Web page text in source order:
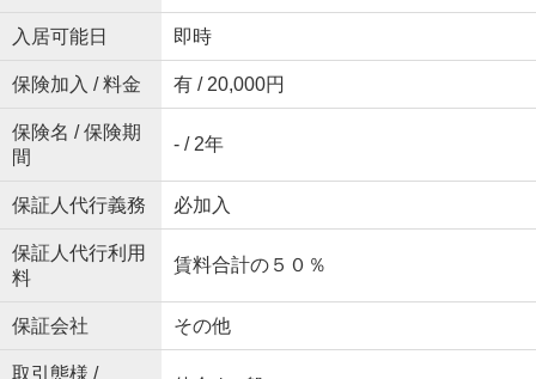
入居可能日 即時
保険加入 / 料金 有 / 20,000円
保険名 / 保険期
間
- / 2年
保証人代行義務 必加入
保証人代行利用
料
賃料合計の５０％
保証会社 その他
取引態様 /